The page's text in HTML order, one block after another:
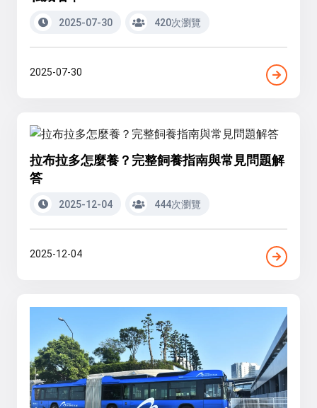
2025-07-30 420次瀏覽
2025-07-30
拉布拉多怎麼養？完整飼養指南與常見問題解
答
2025-12-04 444次瀏覽
2025-12-04